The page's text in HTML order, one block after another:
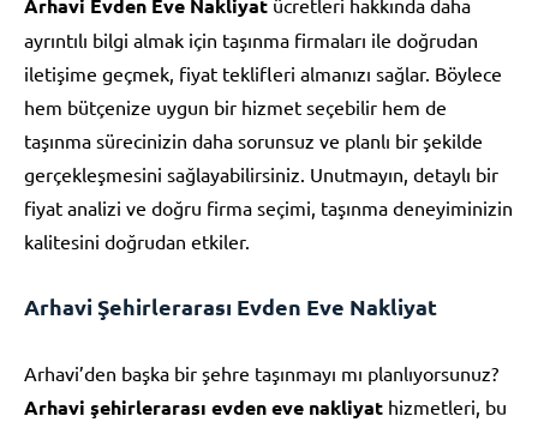
Arhavi Evden Eve Nakliyat
ayrıntılı bilgi almak için taşınma firmaları ile doğrudan
iletişime geçmek, fiyat teklifleri almanızı sağlar. Böylece
hem bütçenize uygun bir hizmet seçebilir hem de
taşınma sürecinizin daha sorunsuz ve planlı bir şekilde
gerçekleşmesini sağlayabilirsiniz. Unutmayın, detaylı bir
fiyat analizi ve doğru firma seçimi, taşınma deneyiminizin
kalitesini doğrudan etkiler.
Arhavi Şehirlerarası Evden Eve Nakliyat
Arhavi’den başka bir şehre taşınmayı mı planlıyorsunuz?
Arhavi şehirlerarası evden eve nakliyat hizmetleri, bu